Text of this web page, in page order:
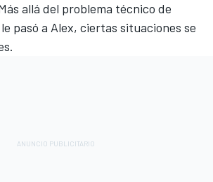
allá del problema técnico de
pasó a Alex, ciertas situaciones se